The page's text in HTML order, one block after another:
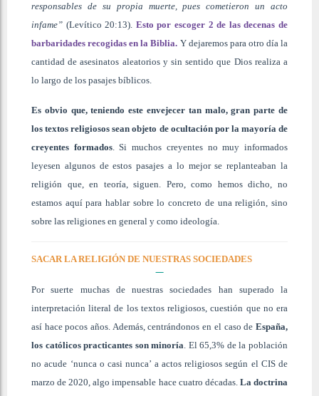
responsables de su propia muerte, pues cometieron un acto
infame” (Levítico 20:13). Esto por escoger 2 de las decenas de
barbaridades recogidas en la Biblia. Y dejaremos para otro día la
cantidad de asesinatos aleatorios y sin sentido que Dios realiza a
lo largo de los pasajes bíblicos.
Es obvio que, teniendo este envejecer tan malo, gran parte de
los textos religiosos sean objeto de ocultación por la mayoría de
creyentes formados. Si muchos creyentes no muy informados
leyesen algunos de estos pasajes a lo mejor se replanteaban la
religión que, en teoría, siguen. Pero, como hemos dicho, no
estamos aquí para hablar sobre lo concreto de una religión, sino
sobre las religiones en general y como ideología.
SACAR LA RELIGIÓN DE NUESTRAS SOCIEDADES
Por suerte muchas de nuestras sociedades han superado la
interpretación literal de los textos religiosos, cuestión que no era
así hace pocos años. Además, centrándonos en el caso de España,
los católicos practicantes son minoría. El 65,3% de la población
no acude ‘nunca o casi nunca’ a actos religiosos según el CIS de
marzo de 2020, algo impensable hace cuatro décadas. La doctrina